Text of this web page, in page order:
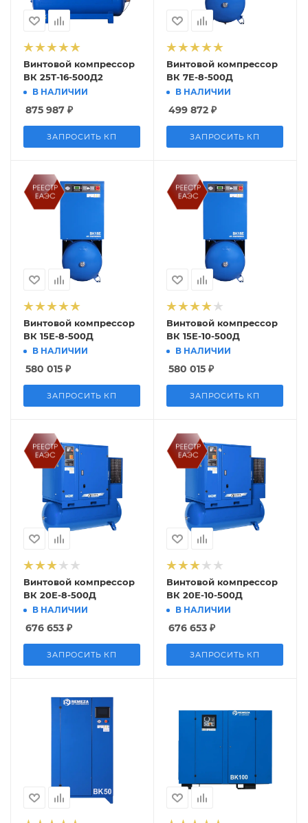
Винтовой компрессор
ВК 25Т-16-500Д2
В НАЛИЧИИ
875 987 ₽
ЗАПРОСИТЬ КП
Винтовой компрессор
ВК 7E-8-500Д
В НАЛИЧИИ
499 872 ₽
ЗАПРОСИТЬ КП
Винтовой компрессор
ВК 15Е-8-500Д
В НАЛИЧИИ
580 015 ₽
ЗАПРОСИТЬ КП
Винтовой компрессор
ВК 15Е-10-500Д
В НАЛИЧИИ
580 015 ₽
ЗАПРОСИТЬ КП
Винтовой компрессор
ВК 20Е-8-500Д
В НАЛИЧИИ
676 653 ₽
ЗАПРОСИТЬ КП
Винтовой компрессор
ВК 20Е-10-500Д
В НАЛИЧИИ
676 653 ₽
ЗАПРОСИТЬ КП